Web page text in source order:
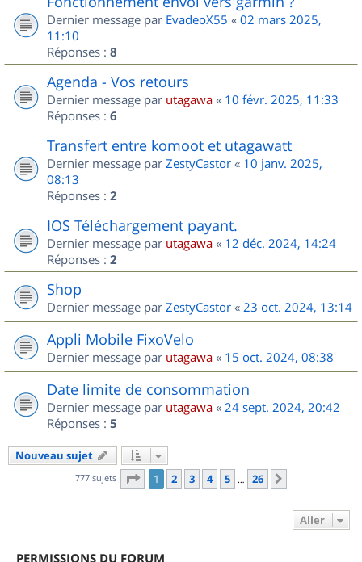
Dernier message par EvadeoX55 « 02 mars 2025,
11:10
Réponses : 8
Agenda - Vos retours
Dernier message par utagawa « 10 févr. 2025, 11:33
Réponses : 6
Transfert entre komoot et utagawatt
Dernier message par ZestyCastor « 10 janv. 2025,
08:13
Réponses : 2
IOS Téléchargement payant.
Dernier message par utagawa « 12 déc. 2024, 14:24
Réponses : 2
Shop
Dernier message par ZestyCastor « 23 oct. 2024, 13:14
Appli Mobile FixoVelo
Dernier message par utagawa « 15 oct. 2024, 08:38
Date limite de consommation
Dernier message par utagawa « 24 sept. 2024, 20:42
Réponses : 5
Nouveau sujet
777 sujets Page 1sur
1 2 3 4 5 … 26
Aller
PERMISSIONS DU FORUM